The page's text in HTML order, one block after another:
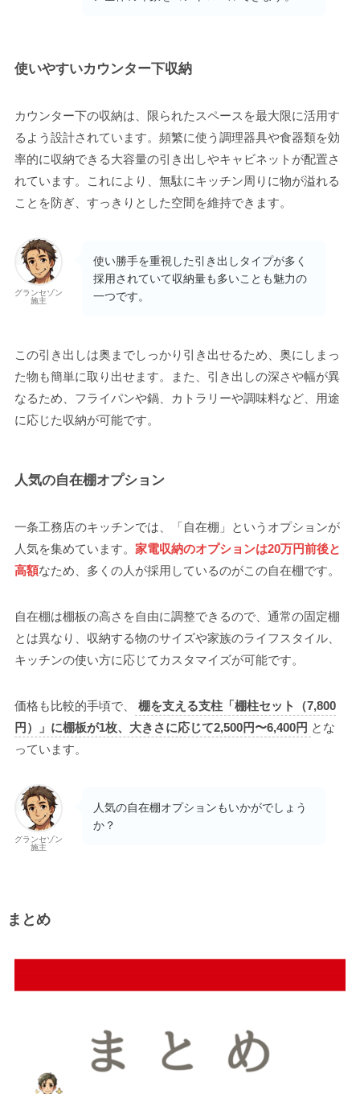
使いやすいカウンター下収納
カウンター下の収納は、限られたスペースを最大限に活用す
るよう設計されています。頻繁に使う調理器具や食器類を効
率的に収納できる大容量の引き出しやキャビネットが配置さ
れています。これにより、無駄にキッチン周りに物が溢れる
ことを防ぎ、すっきりとした空間を維持できます。
グランセゾン
施主
使い勝手を重視した引き出しタイプが多く
採用されていて収納量も多いことも魅力の
一つです。
この引き出しは奥までしっかり引き出せるため、奥にしまっ
た物も簡単に取り出せます。また、引き出しの深さや幅が異
なるため、フライパンや鍋、カトラリーや調味料など、用途
に応じた収納が可能です。
人気の自在棚オプション
一条工務店のキッチンでは、「自在棚」というオプションが
人気を集めています。 家電収納のオプションは20万円前後と
高額なため、多くの人が採用しているのがこの自在棚です。
自在棚は棚板の高さを自由に調整できるので、通常の固定棚
とは異なり、収納する物のサイズや家族のライフスタイル、
キッチンの使い方に応じてカスタマイズが可能です。
価格も比較的手頃で、
棚を支える支柱「棚柱セット（7,800
円）」に棚板が1枚、大きさに応じて2,500円〜6,400円 とな
っています。
グランセゾン
施主
人気の自在棚オプションもいかがでしょう
か？
まとめ